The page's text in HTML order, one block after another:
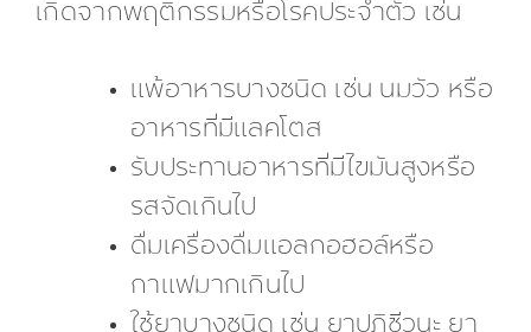
เกิดจากพฤติกรรมหรือโรคประจำตัว เช่น
แพ้อาหารบางชนิด เช่น นมวัว หรือ
อาหารที่มีแลคโตส
รับประทานอาหารที่มีไขมันสูงหรือ
รสจัดเกินไป
ดื่มเครื่องดื่มแอลกอฮอล์หรือ
กาแฟมากเกินไป
ใช้ยาบางชนิด เช่น ยาปฏิชีวนะ ยา